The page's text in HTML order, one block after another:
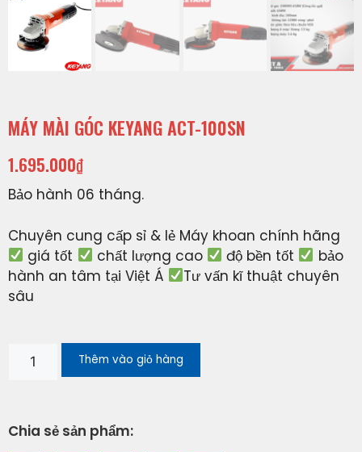
MÁY MÀI GÓC KEYANG ACT-100SN
1.695.000₫
Bảo hành 06 tháng.
Chuyên cung cấp sỉ & lẻ Máy khoan chính hãng
giá tốt
chất lượng cao độ bền tốt
bảo
hành an tâm tại Việt Á
Tư vấn kĩ thuật chuyên
sâu
Thêm vào giỏ hàng
Chia sẻ sản phẩm: